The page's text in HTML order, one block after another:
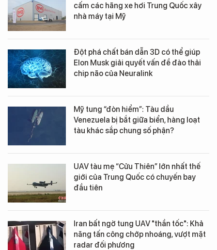
cấm các hãng xe hơi Trung Quốc xây
nhà máy tại Mỹ
Đột phá chất bán dẫn 3D có thể giúp
Elon Musk giải quyết vấn đề đào thải
chip não của Neuralink
Mỹ tung “đòn hiểm”: Tàu dầu
Venezuela bị bắt giữa biển, hàng loạt
tàu khác sắp chung số phận?
UAV tàu mẹ “Cửu Thiên” lớn nhất thế
giới của Trung Quốc có chuyến bay
đầu tiên
Iran bất ngờ tung UAV "thần tốc": Khả
năng tấn công chớp nhoáng, vượt mặt
radar đối phương